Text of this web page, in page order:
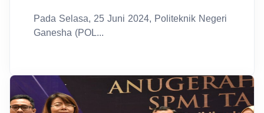
Pada Selasa, 25 Juni 2024, Politeknik Negeri
Ganesha (POL...